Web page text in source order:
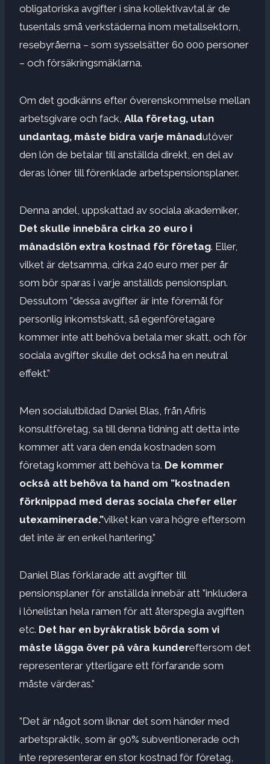
obligatoriska avgifter i sina kollektivavtal är de
tusentals små verkstäderna inom metallsektorn,
resebyråerna – som sysselsätter 60 000 personer
– och försäkringsmäklarna.
Om det godkänns efter överenskommelse mellan
arbetsgivare och fack, Alla företag, utan
undantag, måste bidra varje månadutöver
den lön de betalar till anställda direkt, en del av
deras löner till förenklade arbetspensionsplaner.
Denna andel, uppskattad av sociala akademiker,
Det skulle innebära cirka 20 euro i
månadslön extra kostnad för företag. Eller,
vilket är detsamma, cirka 240 euro mer per år
som bör sparas i varje anställds pensionsplan.
Dessutom ”dessa avgifter är inte föremål för
personlig inkomstskatt, så egenföretagare
kommer inte att behöva betala mer skatt, och för
sociala avgifter skulle det också ha en neutral
effekt.”
Men socialutbildad Daniel Blas, från Afiris
konsultföretag, sa till denna tidning att detta inte
kommer att vara den enda kostnaden som
företag kommer att behöva ta. De kommer
också att behöva ta hand om ”kostnaden
förknippad med deras sociala chefer eller
utexaminerade.”vilket kan vara högre eftersom
det inte är en enkel hantering.”
Daniel Blas förklarade att avgifter till
pensionsplaner för anställda innebär att ”inkludera
i lönelistan hela ramen för att återspegla avgiften
etc. Det har en byråkratisk börda som vi
måste lägga över på våra kundereftersom det
representerar ytterligare ett förfarande som
måste värderas.”
”Det är något som liknar det som händer med
arbetspraktik, som är 90% subventionerade och
inte representerar en stor kostnad för företag,